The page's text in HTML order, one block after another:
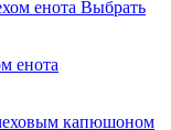
Выбрать
енота